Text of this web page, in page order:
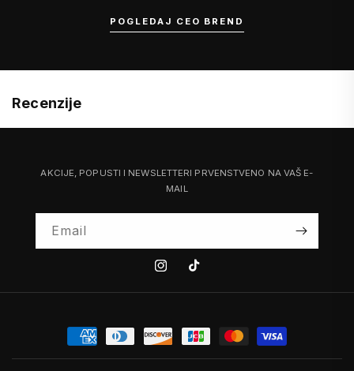
POGLEDAJ CEO BREND
Recenzije
AKCIJE, POPUSTI I NEWSLETTERI PRVENSTVENO NA VAŠ E-
MAIL
Email
InstagramTiktok